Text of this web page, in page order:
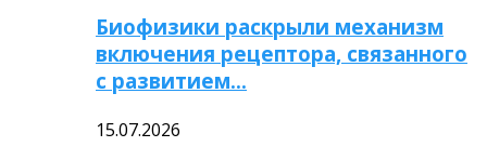
Биофизики раскрыли механизм
включения рецептора, связанного
с развитием…
15.07.2026